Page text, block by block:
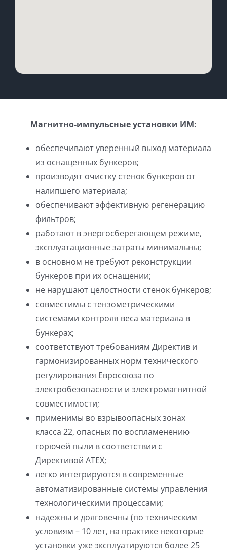
Магнитно-импульсные установки ИМ:
обеспечивают уверенный выход материала
из оснащенных бункеров;
производят очистку стенок бункеров от
налипшего материала;
обеспечивают эффективную регенерацию
фильтров;
работают в энергосберегающем режиме,
эксплуатационные затраты минимальны;
в основном не требуют реконструкции
бункеров при их оснащении;
не нарушают целостности стенок бункеров;
совместимы с тензометрическими
системами контроля веса материала в
бункерах;
соответствуют требованиям Директив и
гармонизированных норм технического
регулирования Евросоюза по
электробезопасности и электромагнитной
совместимости;
применимы во взрывоопасных зонах
класса 22, опасных по воспламенению
горючей пыли в соответствии с
Директивой АТЕХ;
легко интегрируются в современные
автоматизированные системы управления
технологическими процессами;
надежны и долговечны (по техническим
условиям – 10 лет, на практике некоторые
установки уже эксплуатируются более 25